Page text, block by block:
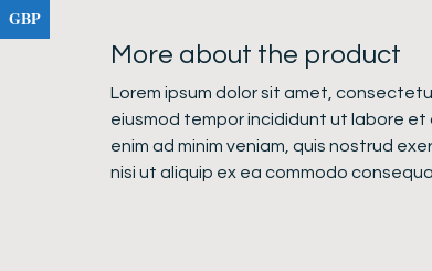
More about the product
Lorem ipsum dolor sit amet,
eiusmod tempor incididunt ut labore et
enim ad minim veniam, quis nostrud
nisi ut aliquip ex ea commodo
GBP